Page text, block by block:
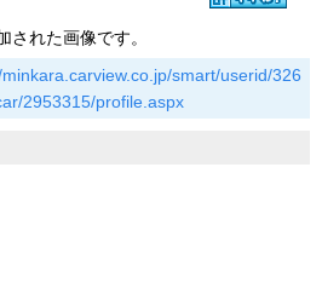
れた画像です。
smart/userid/326
2953315/profile.aspx